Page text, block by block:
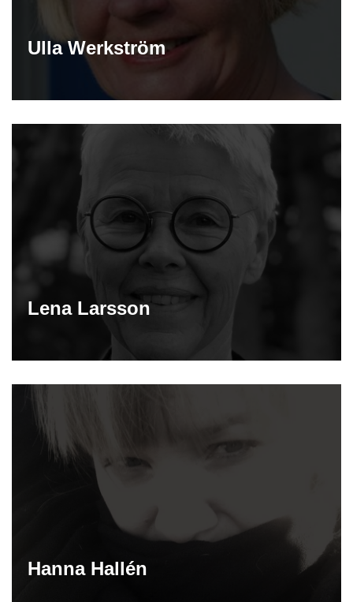
Ulla Werkström
Lena Larsson
Hanna Hallén